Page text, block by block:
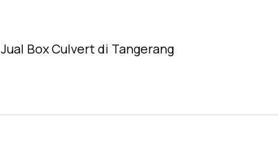
Jual Box Culvert di Tangerang